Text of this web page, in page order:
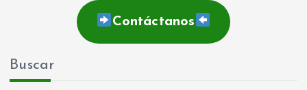
Contáctanos
Buscar